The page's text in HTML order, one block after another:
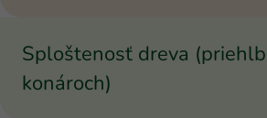
Sploštenosť dreva
konároch)